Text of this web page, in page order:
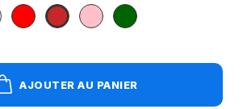
RougeRougeRose Vert
AJOUTER AU PANIER